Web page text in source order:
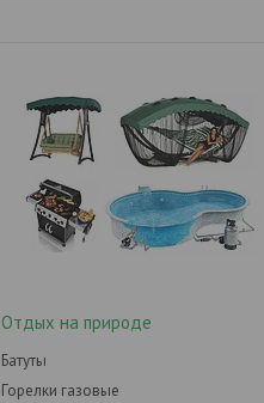
Отдых на природе
Батуты
Горелки газовые